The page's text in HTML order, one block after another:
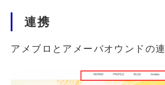
連携
アメブロとアメーバオウンドの